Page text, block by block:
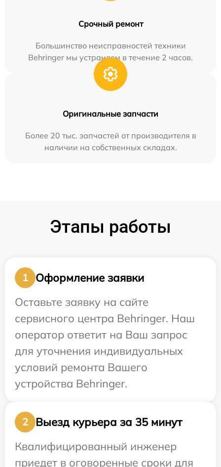
Срочный ремонт
Большинство неисправностей техники
Behringer мы устраняем в течение 2 часов.
Оригинальные запчасти
Более 20 тыс. запчастей от производителя в
наличии на собственных складах.
Этапы работы
1
Оформление заявки
Оставьте заявку на сайте
сервисного центра Behringer. Наш
оператор ответит на Ваш запрос
для уточнения индивидуальных
условий ремонта Вашего
устройства Behringer.
2
Выезд курьера за 35 минут
Квалифицированный инженер
приедет в оговоренные сроки для